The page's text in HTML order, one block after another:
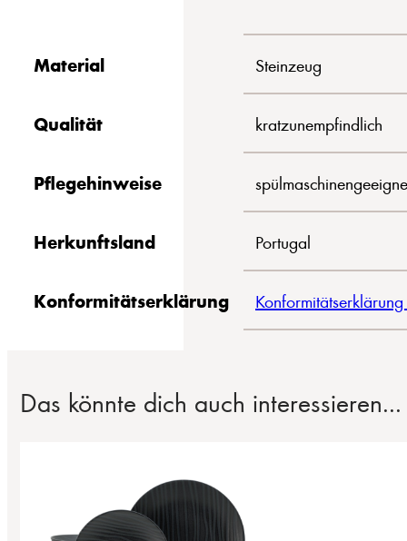
Material Steinzeug
Qualität kratzunempfindlich
Pflegehinweise
Herkunftsland Portugal
Konformitätserklärung
Das könnte dich auch interessieren...